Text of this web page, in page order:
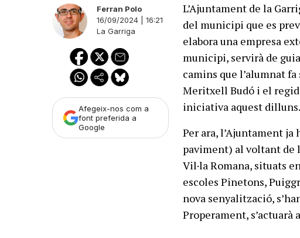
Ferran Polo
16/09/2024 | 16:21
La Garriga
Afegeix-nos com a
font preferida a
Google
L’Ajuntament de la
del municipi que es
elabora una empresa
municipi, servirà de
camins que l’alumnat
Meritxell Budó i el
iniciativa aquest dilluns.
Per ara, l’Ajuntament
paviment) al voltant de
Vil·la Romana, situats
escoles Pinetons,
nova senyalització,
Properament, s’actuarà